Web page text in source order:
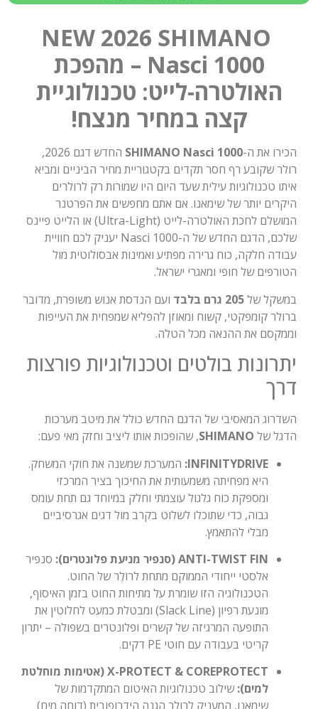
NEW 2026 SHIMANO
Nasci 1000 – מהפכת
האולטרה-לייט: טכנולוגיית
קצה במחיר מנצח!
הכירו את ה-SHIMANO Nasci 1000
החדש דגם 2026,
רולר שקובע רף חסר תקדים בקטגוריית מחיר הביניים ומביא
איתו טכנולוגיות עילית שעד היום היו שמורות רק לרולרים
היקרים יותר של שימאנו. אם אתם מחפשים את הפרטנר
המושלם לחכת האולטרה-לייט (Ultra-Light) או הלייט פיינס
שלכם, הדגם החדש של ה-Nasci 1000 יעניק לכם חוויית
עבודה חלקה, כוח גרירה מפתיע ואמינות אבסולוטית מול
הטורפים של חופי ומאגרי ישראל.
במשקל של205 גרם בלבד
ועם הנדסת אנוש משופרת, מדובר
ברולר קומפקטי, קשוח ומאוזן להפליא שמפחית את העייפות
וממקסם את ההנאה מכל הטלה.
יתרונות בולטים וטכנולוגיות פורצות
דרך
השדרוג המאסיבי של הדגם החדש כולל את מיטב מערכות
הדגל של SHIMANO, שהופכות אותו ליציב וחזק מאי פעם:
INFINITYDRIVE: המערכת שמשנה את חוקי המשחק.
היא מפחיתה משמעותית את החיכוך בציר המרכזי
ומספקת כוח גלגול עוצמתי וחלק במיוחד גם תחת עומס
גבוה, כדי שתוכלו לשלוט בקרב מול דגים אגרסיביים
מבלי להתאמץ.
ANTI-TWIST FIN (סנפיר מניעת פלונטרים):
סנפיר
אלסטי ייחודי הממוקם מתחת לרוֹלֶר של החוט.
הטכנולוגיה הזו שומרת על מתיחות החוט בזמן האיסוף,
מונעת רפיון (Slack Line) ומבטלת כמעט לחלוטין את
התופעה המרגיזה של קשרים ופלונטרים בשפולה – יתרון
קריטי בעבודה עם חוטי PE דקים.
X-PROTECT & COREPROTECT (אטימות מוחלטת
למים): שילוב טכנולוגיות האיטום המתקדמות של
שימאנו, המעניק לרולר הגנה הידרופובית (דוחה מים)